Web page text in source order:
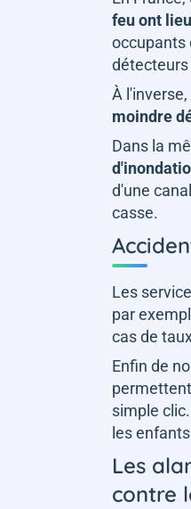
feu ont
occupants
détecteurs
À
moindre
Dans la
d'une
casse.
Les
par
cas de
Enfin de
simple
les
Les
contre